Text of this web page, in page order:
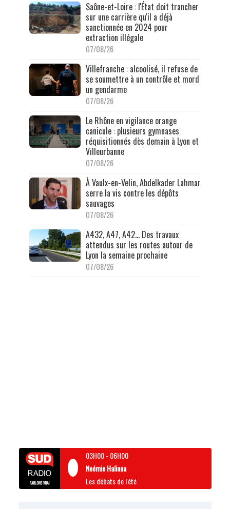
Saône-et-Loire : l'État doit trancher
sur une carrière qu'il a déjà
sanctionnée en 2024 pour
extraction illégale
07/08/26
Villefranche : alcoolisé, il refuse de
se soumettre à un contrôle et mord
un gendarme
07/08/26
Le Rhône en vigilance orange
canicule : plusieurs gymnases
réquisitionnés dès demain à Lyon et
Villeurbanne
07/08/26
À Vaulx-en-Velin, Abdelkader Lahmar
serre la vis contre les dépôts
sauvages
07/08/26
A432, A47, A42… Des travaux
attendus sur les routes autour de
Lyon la semaine prochaine
07/08/26
03H00- 06H00
Noémie Halioua
Les débats de l'été